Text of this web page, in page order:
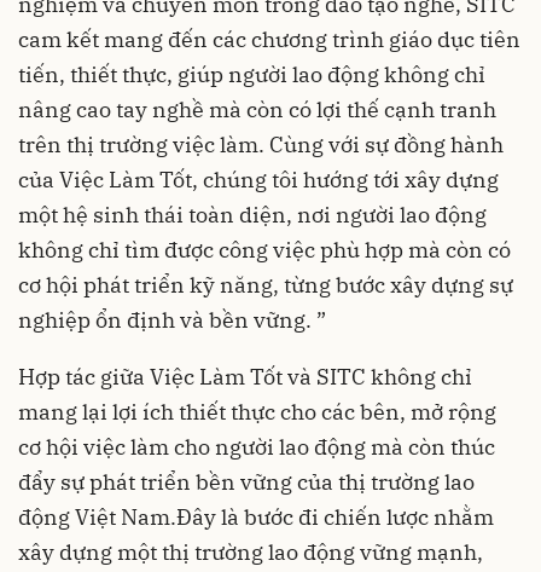
cam kết mang đến các chương trình giáo dục tiên
tiến, thiết thực, giúp người lao động không chỉ
nâng cao tay nghề mà còn có lợi thế cạnh tranh
trên thị trường việc làm. Cùng với sự đồng hành
của Việc Làm Tốt, chúng tôi hướng tới xây dựng
một hệ sinh thái toàn diện, nơi người lao động
không chỉ tìm được công việc phù hợp mà còn có
cơ hội phát triển kỹ năng, từng bước xây dựng sự
nghiệp ổn định và bền vững. ”
Hợp tác giữa Việc Làm Tốt và SITC không chỉ
mang lại lợi ích thiết thực cho các bên, mở rộng
cơ hội việc làm cho người lao động mà còn thúc
đẩy sự phát triển bền vững của thị trường lao
động Việt Nam.Đây là bước đi chiến lược nhằm
xây dựng một thị trường lao động vững mạnh,